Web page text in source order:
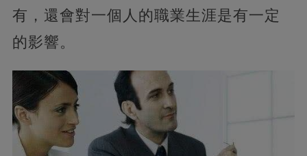
有，還會對一個人的職業生涯是有一定
的影響。